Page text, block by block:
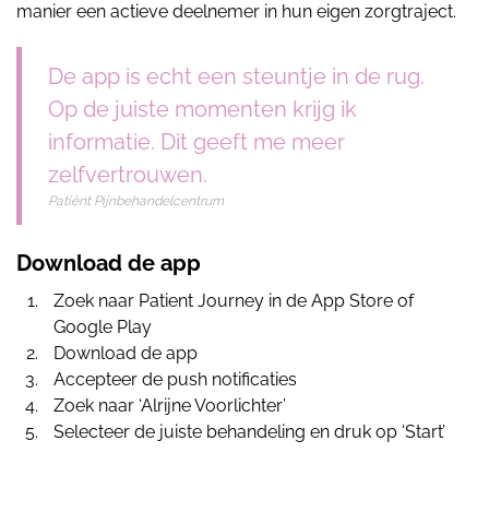
manier een actieve deelnemer in hun eigen zorgtraject.
De app is echt een steuntje in de rug.
Op de juiste momenten krijg ik
informatie. Dit geeft me meer
zelfvertrouwen.
Patiënt Pijnbehandelcentrum
Download de app
Zoek naar Patient Journey in de App Store of
Google Play
Download de app
Accepteer de push notificaties
Zoek naar ‘Alrijne Voorlichter’
Selecteer de juiste behandeling en druk op ‘Start’